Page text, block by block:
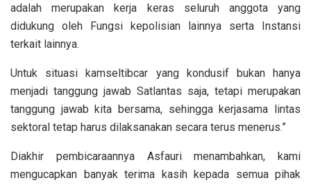
adalah merupakan kerja keras seluruh anggota yang
didukung oleh Fungsi kepolisian lainnya serta Instansi
terkait lainnya.
Untuk situasi kamseltibcar yang kondusif bukan hanya
menjadi tanggung jawab Satlantas saja, tetapi merupakan
tanggung jawab kita bersama, sehingga kerjasama lintas
sektoral tetap harus dilaksanakan secara terus menerus.”
Diakhir pembicaraannya Asfauri menambahkan, kami
mengucapkan banyak terima kasih kepada semua pihak